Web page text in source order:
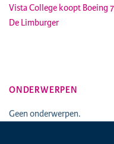
Vista College koopt Boeing
De Limburger
ONDERWERPEN
Geen onderwerpen.